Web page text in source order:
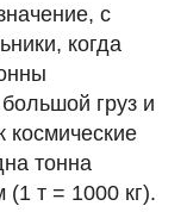
с
когда
груз и
космические
тонна
(1 т = 1000 кг).